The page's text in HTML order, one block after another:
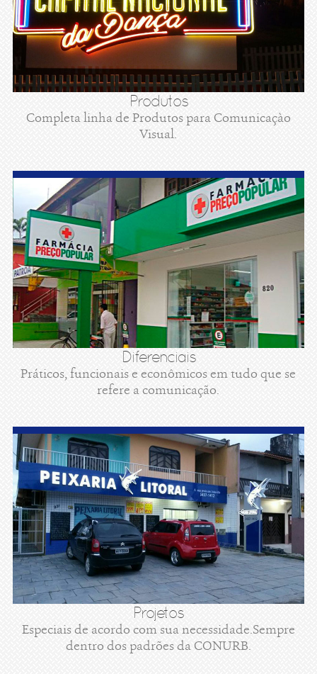
Produtos
Completa linha de Produtos para Comunicaçào
Visual.
Diferenciais
Práticos, funcionais e econômicos em tudo que se
refere a comunicação.
Projetos
Especiais de acordo com sua necessidade.Sempre
dentro dos padrões da CONURB.